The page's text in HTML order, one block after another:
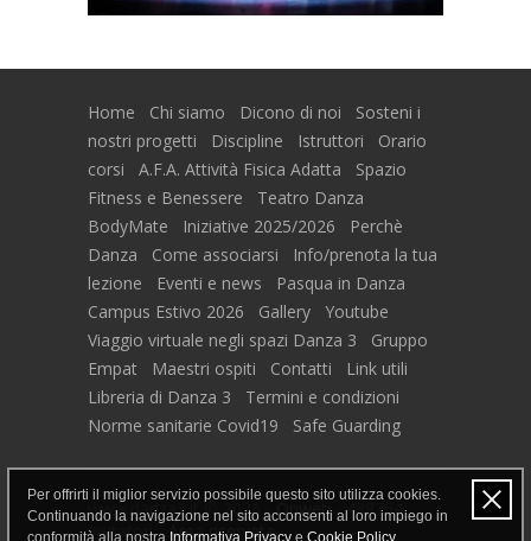
Home Chi siamo Dicono di noi
Sosteni i
nostri progetti
Discipline Istruttori
Orario
corsi
A.F.A. Attività Fisica Adatta
Spazio
Fitness e Benessere
Teatro Danza
BodyMate
Iniziative 2025/2026
Perchè
Danza
Come associarsi
Info/prenota la tua
lezione
Eventi e news
Pasqua in Danza
Campus Estivo 2026
Gallery
Youtube
Viaggio virtuale negli spazi Danza 3
Gruppo
Empat
Maestri ospiti Contatti
Link utili
Libreria di Danza 3
Termini e condizioni
Norme sanitarie Covid19
Safe Guarding
www.danza3.it © 2026 -Onweb- 488764
visitatori - Area riservata
Per offrirti il miglior servizio possibile questo sito utilizza cookies.
Continuando la navigazione nel sito acconsenti al loro impiego in
conformità alla nostra Informativa Privacy e Cookie Policy